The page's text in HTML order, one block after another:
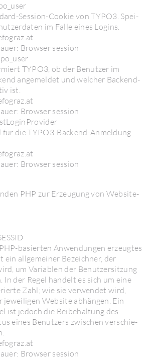
Session-Cookie von TYPO3. Spei­
im Falle eines Logins.
Browser session
TYPO3, ob der Benutzer im
ange­meldet und welcher Backend-
ist.
Browser session
für die TYPO3-Backend-Anmel­dung
Browser session
PHP zur Erzeu­gung von Website-
basierten Anwen­dungen erzeugtes
ein allge­meiner Bezeichner, der
um Varia­blen der Benut­zer­sit­zung
In der Regel handelt es sich um eine
Zahl; wie sie verwendet wird,
jewei­ligen Website abhängen. Ein
ist jedoch die Beibe­hal­tung des
eines Benut­zers zwischen verschie­
Browser session